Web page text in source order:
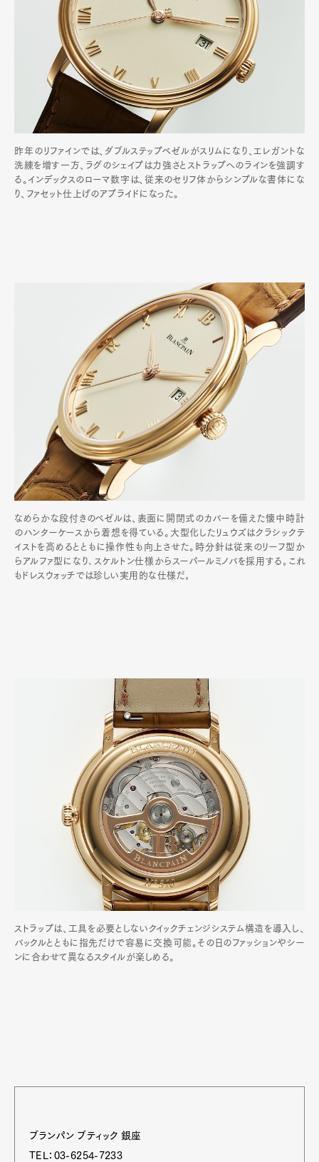
昨年のリファインでは、ダブルステップベゼルがスリムになり、エレガントな
洗練を増す一方、ラグのシェイプは力強さとストラップへのラインを強調す
る。インデックスのローマ数字は、従来のセリフ体からシンプルな書体にな
り、ファセット仕上げのアプライドになった。
なめらかな段付きのベゼルは、表面に開閉式のカバーを備えた懐中時計
のハンターケースから着想を得ている。大型化したリュウズはクラシックテ
イストを高めるとともに操作性も向上させた。時分針は従来のリーフ型か
らアルファ型になり､スケルトン仕様からスーパールミノバを採用する｡これ
もドレスウォッチでは珍しい実用的な仕様だ｡
ストラップは、工具を必要としないクイックチェンジシステム構造を導入し、
バックルとともに指先だけで容易に交換可能。その日のファッションやシー
ンに合わせて異なるスタイルが楽しめる。
ブランパン ブティック 銀座
TEL：03-6254-7233